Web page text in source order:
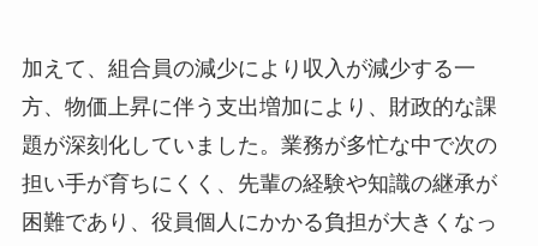
加えて、組合員の減少により収入が減少する一
方、物価上昇に伴う支出増加により、財政的な課
題が深刻化していました。業務が多忙な中で次の
担い手が育ちにくく、先輩の経験や知識の継承が
困難であり、役員個人にかかる負担が大きくなっ